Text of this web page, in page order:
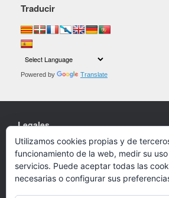
Traducir
Powered by Translate
Legales
Cookies
Política de privacidad
Utilizamos cookies propias y de
funcionamiento de la web, medir su
servicios. Puede aceptar todas las
necesarias o configurar sus